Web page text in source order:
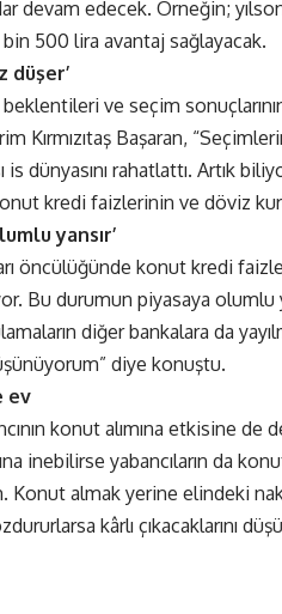
devam edecek. Örneğin;
500 lira avantaj sağlayacak.
düşer’
ve seçim
Kırmızıtaş Başaran,
is dünyasını rahatlattı. Artık
kredi faizlerinin ve döviz
yansır’
öncülüğünde konut kredi
Bu durumun piyasaya olumlu
diğer bankalara da
diye konuştu.
ev
konut alımına etkisine de
inebilirse yabancıların da
Konut almak yerine elindeki
kârlı çıkacaklarını